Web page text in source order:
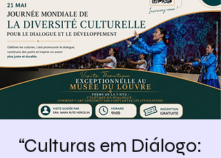
“Culturas em Diálogo: